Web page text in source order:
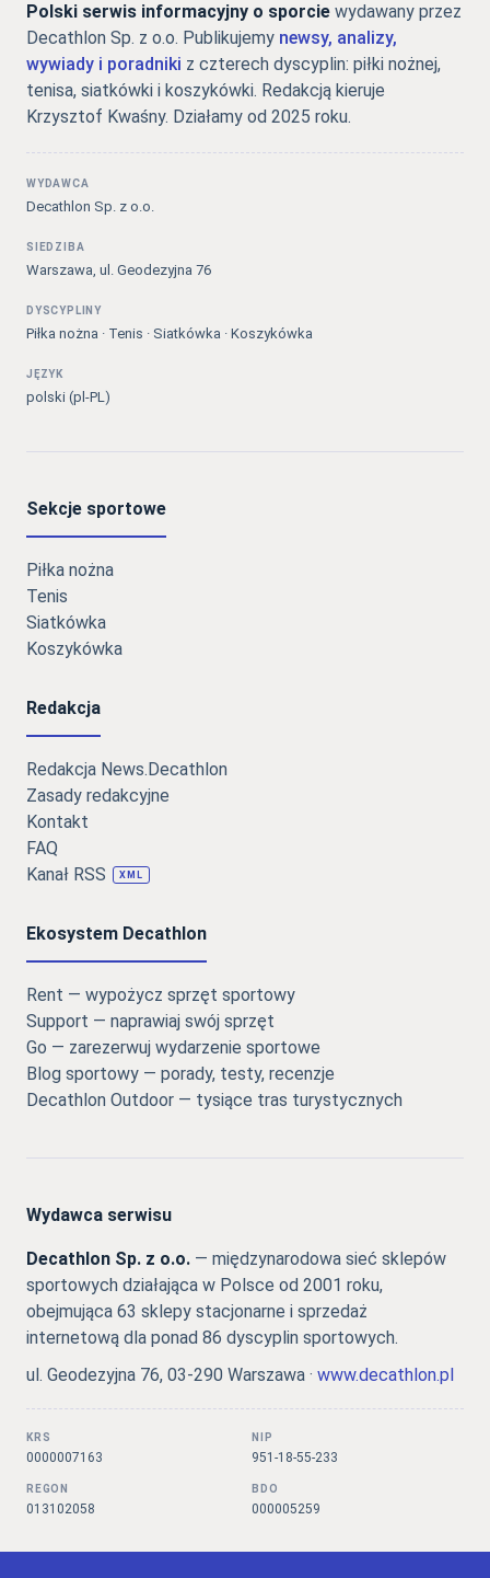
Polski serwis informacyjny o sporcie wydawany przez
Decathlon Sp. z o.o. Publikujemy newsy, analizy,
wywiady i poradniki z czterech dyscyplin: piłki nożnej,
tenisa, siatkówki i koszykówki. Redakcją kieruje
Krzysztof Kwaśny. Działamy od 2025 roku.
WYDAWCA
Decathlon Sp. z o.o.
SIEDZIBA
Warszawa, ul. Geodezyjna 76
DYSCYPLINY
Piłka nożna · Tenis · Siatkówka · Koszykówka
JĘZYK
polski (pl-PL)
Sekcje sportowe
Piłka nożna
Tenis
Siatkówka
Koszykówka
Redakcja
Redakcja News.Decathlon
Zasady redakcyjne
Kontakt
FAQ
Kanał RSS
XML
Ekosystem Decathlon
Rent — wypożycz sprzęt sportowy
Support — naprawiaj swój sprzęt
Go — zarezerwuj wydarzenie sportowe
Blog sportowy — porady, testy, recenzje
Decathlon Outdoor — tysiące tras turystycznych
Wydawca serwisu
Decathlon Sp. z o.o. — międzynarodowa sieć sklepów
sportowych działająca w Polsce od 2001 roku,
obejmująca 63 sklepy stacjonarne i sprzedaż
internetową dla ponad 86 dyscyplin sportowych.
ul. Geodezyjna 76, 03-290 Warszawa · www.decathlon.pl
KRS
0000007163
NIP
951-18-55-233
REGON
013102058
BDO
000005259